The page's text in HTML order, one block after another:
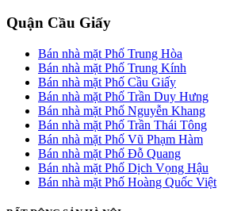
Quận Cầu Giấy
Bán nhà mặt Phố Trung Hòa
Bán nhà mặt Phố Trung Kính
Bán nhà mặt Phố Cầu Giấy
Bán nhà mặt Phố Trần Duy Hưng
Bán nhà mặt Phố Nguyễn Khang
Bán nhà mặt Phố Trần Thái Tông
Bán nhà mặt Phố Vũ Phạm Hàm
Bán nhà mặt Phố Đỗ Quang
Bán nhà mặt Phố Dịch Vọng Hậu
Bán nhà mặt Phố Hoàng Quốc Việt